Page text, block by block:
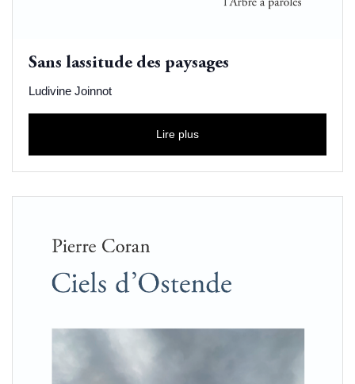
Sans lassitude des paysages
Ludivine Joinnot
Lire plus